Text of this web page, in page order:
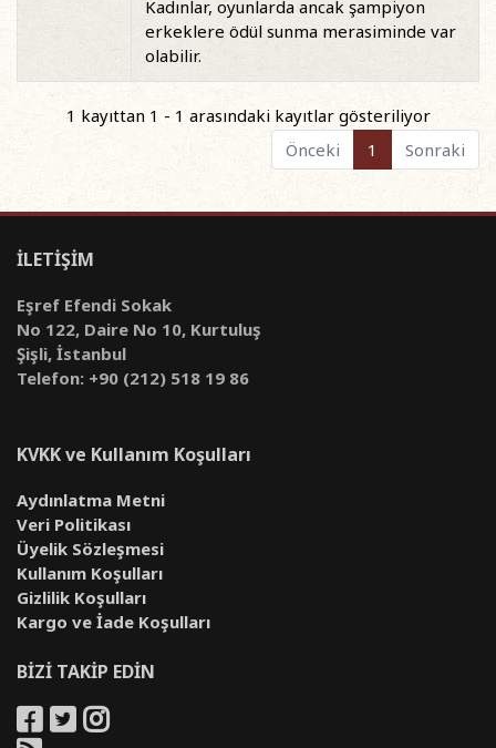
Kadınlar, oyunlarda ancak şampiyon
erkeklere ödül sunma merasiminde var
olabilir.
1 kayıttan 1 - 1 arasındaki kayıtlar gösteriliyor
Önceki
1 Sonraki
İLETİŞİM
Eşref Efendi Sokak
No 122, Daire No 10, Kurtuluş
Şişli, İstanbul
Telefon: +90 (212) 518 19 86
KVKK ve Kullanım Koşulları
Aydınlatma Metni
Veri Politikası
Üyelik Sözleşmesi
Kullanım Koşulları
Gizlilik Koşulları
Kargo ve İade Koşulları
BİZİ TAKİP EDİN